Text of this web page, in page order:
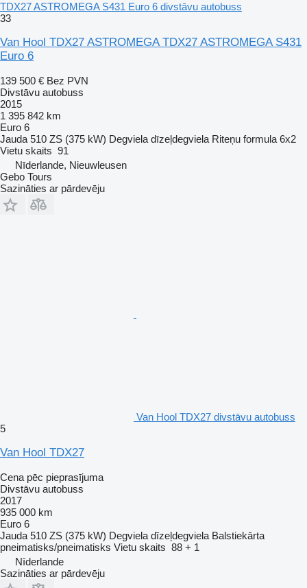
TDX27 ASTROMEGA S431 Euro 6 divstāvu autobuss
33
Van Hool TDX27 ASTROMEGA TDX27 ASTROMEGA S431
Euro 6
139 500 € Bez PVN
Divstāvu autobuss
2015
1 395 842 km
Euro 6
Jauda 510 ZS (375 kW) Degviela dīzeļdegviela Riteņu formula 6x2
Vietu skaits 91
Nīderlande, Nieuwleusen
Gebo Tours
Sazināties ar pārdevēju
Van Hool TDX27 divstāvu autobuss
5
Van Hool TDX27
Cena pēc pieprasījuma
Divstāvu autobuss
2017
935 000 km
Euro 6
Jauda 510 ZS (375 kW) Degviela dīzeļdegviela Balstiekārta
pneimatisks/pneimatisks Vietu skaits 88 + 1
Nīderlande
Sazināties ar pārdevēju